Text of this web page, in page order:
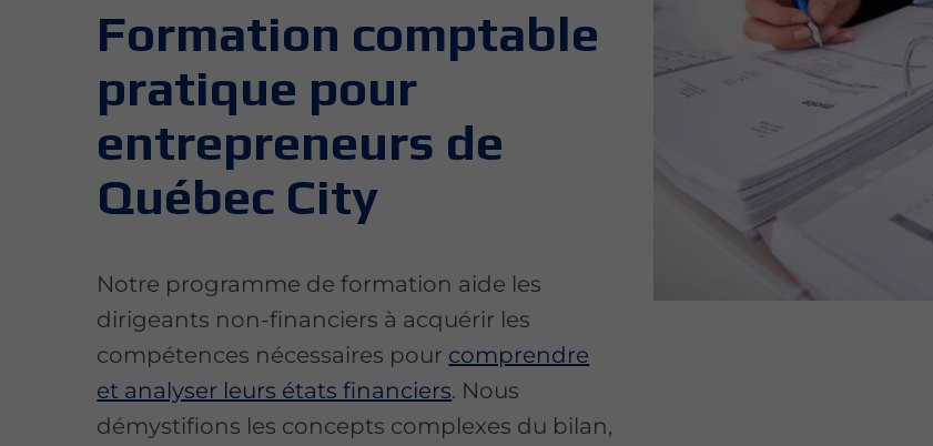
Formation comptable
pratique pour
entrepreneurs de
Québec City
Notre programme de formation aide les
dirigeants non-financiers à acquérir les
compétences nécessaires pour comprendre
et analyser leurs états financiers. Nous
démystifions les concepts complexes du bilan,